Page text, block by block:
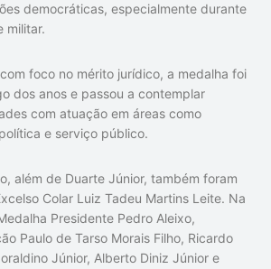
democráticas, especialmente durante
militar.
foco no mérito jurídico, a medalha foi
dos anos e passou a contemplar
com atuação em áreas como
e serviço público.
além de Duarte Júnior, também foram
Colar Luiz Tadeu Martins Leite. Na
Presidente Pedro Aleixo,
Paulo de Tarso Morais Filho, Ricardo
Júnior, Alberto Diniz Júnior e